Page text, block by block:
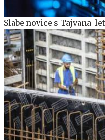
Slabe novice s Tajvana: